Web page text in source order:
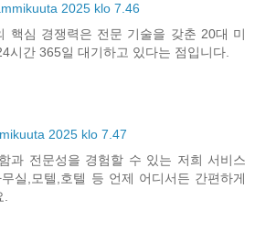
2025 klo 7.46
핵심 경쟁력은 전문 기술을 갖춘 20대 미
시간 365일 대기하고 있다는 점입니다.
2025 klo 7.47
과 전문성을 경험할 수 있는 저희 서비스
실,모텔,호텔 등 언제 어디서든 간편하게
.